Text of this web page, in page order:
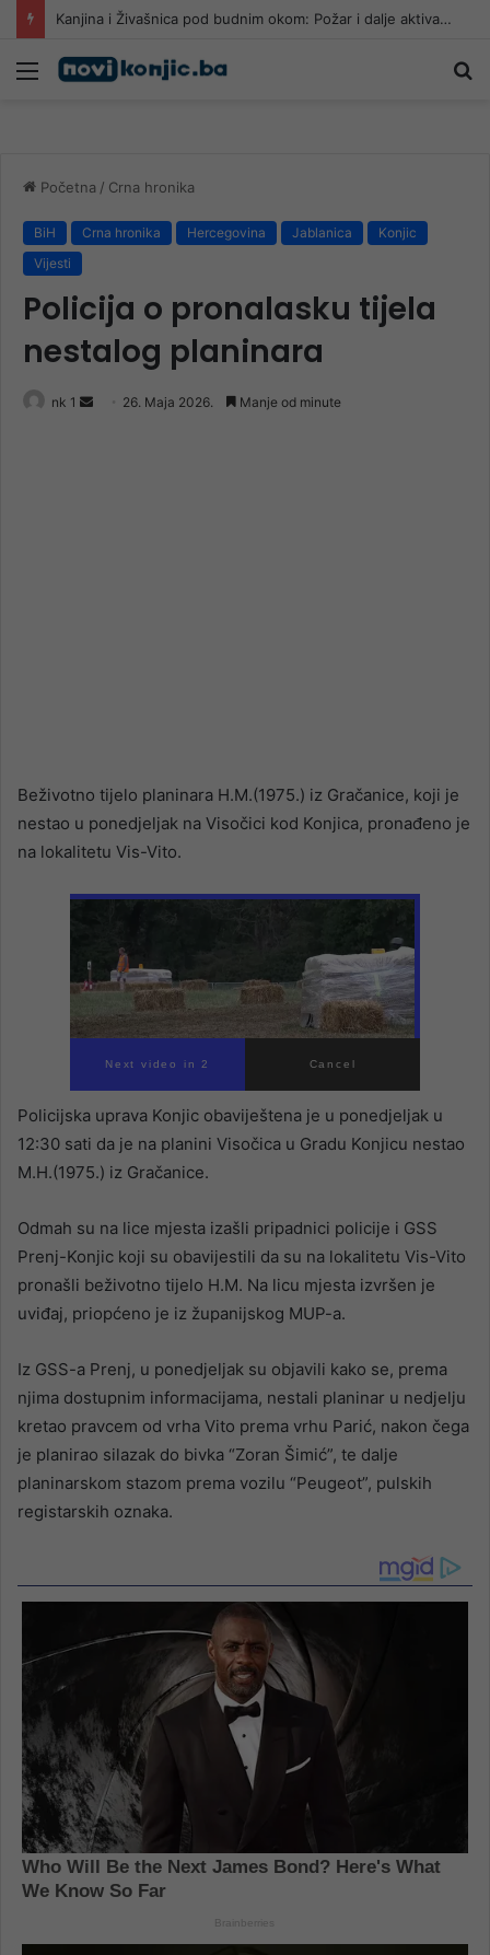
Požar kod Konjica i dalje aktivan, stanje bolje nego jutros
Meni
Početna / Crna hronika
BiH Crna hronika Hercegovina Jablanica
Konjic
Vijesti
Policija o pronalasku tijela
nestalog planinara
nk 1
Send 26. Maja 2026. Manje od minute
Beživotno tijelo planinara H.M.(1975.) iz Gračanice, koji je
nestao u ponedjeljak na Visočici kod Konjica, pronađeno je
na lokalitetu Vis-Vito.
Next video in 1 Cancel
Policijska uprava Konjic obaviještena je u ponedjeljak u
12:30 sati da je na planini Visočica u Gradu Konjicu nestao
M.H.(1975.) iz Gračanice.
Odmah su na lice mjesta izašli pripadnici policije i GSS
Prenj-Konjic koji su obavijestili da su na lokalitetu Vis-Vito
pronašli beživotno tijelo H.M. Na licu mjesta izvršen je
uviđaj, priopćeno je iz županijskog MUP-a.
Iz GSS-a Prenj, u ponedjeljak su objavili kako se, prema
njima dostupnim informacijama, nestali planinar u nedjelju
kretao pravcem od vrha Vito prema vrhu Parić, nakon čega
je planirao silazak do bivka “Zoran Šimić”, te dalje
planinarskom stazom prema vozilu “Peugeot”, pulskih
registarskih oznaka.